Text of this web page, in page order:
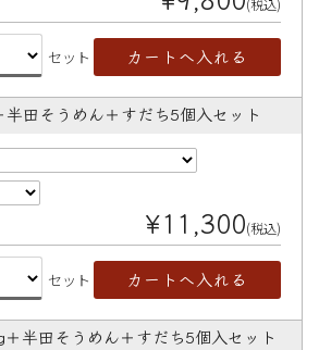
(税込)
セット
田そうめん＋すだち5個入セット
¥11,300(税込)
セット
半田そうめん＋すだち5個入セット